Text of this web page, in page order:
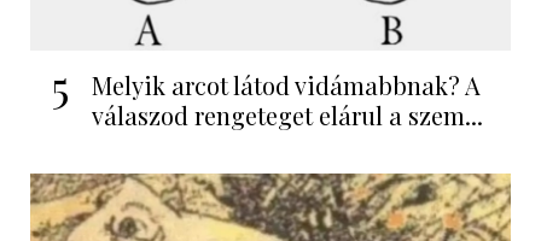
5
Melyik arcot látod vidámabbnak? A
válaszod rengeteget elárul a szem...